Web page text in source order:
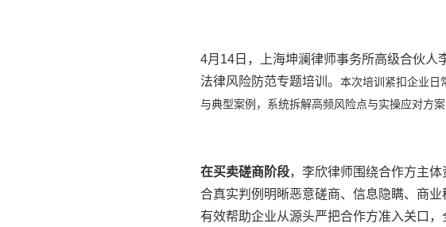
4月14日，上海坤澜律师事务所高级合伙人
法律风险防范专题培训。 本次培训紧扣企业日
与典型案例，系统拆解高频风险点与实操应对方
在买卖磋商阶段，李欣律师围绕合作方主
合真实判例明晰恶意磋商、信息隐瞒、商
有效帮助企业从源头严把合作方准入关口